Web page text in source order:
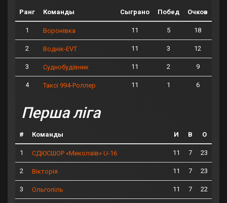
Ранг Команды Сыграно Побед Очков
1 Воронівка 11 5 18
2 Воднік-EVT 11 3 12
3 Суднобудівник 11 2 9
4 Таксі 994-Роллер 11 1 6
Перша ліга
# Команды И В О
1 СДЮСШОР «Миколаїв» U-16 11 7 23
2 Вікторія 11 7 23
3 Ольгопіль 11 7 22